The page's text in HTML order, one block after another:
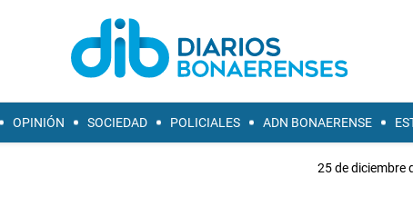
OPINIÓN SOCIEDAD POLICIALES ADN BONAERENSE
25 de diciembre